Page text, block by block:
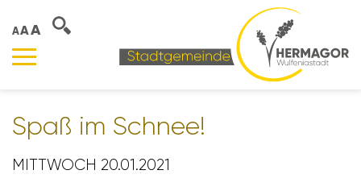
AAA
Spaß im Schnee!
MITTWOCH 20.01.2021